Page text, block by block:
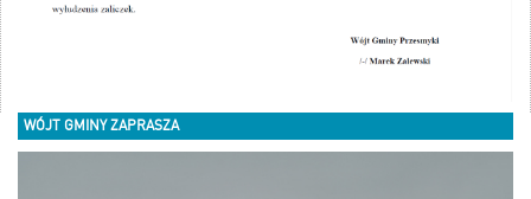
WÓJT GMINY ZAPRASZA